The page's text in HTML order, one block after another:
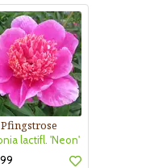
Pfingstrose
lactifl. 'Neon'